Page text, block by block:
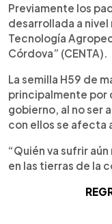
Previamente los
desarrollada a
Tecnología
Córdova” (CENTA).
La semilla H59 de
principalmente por
gobierno, al no ser
con ellos se afecta
“Quién va sufrir
en las tierras de la